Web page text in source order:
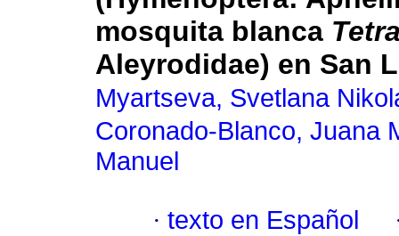
mosquita blanca
Aleyrodidae) en San
Myartseva, Svetlana
Coronado-Blanco, Juana
Manuel
· texto en Español